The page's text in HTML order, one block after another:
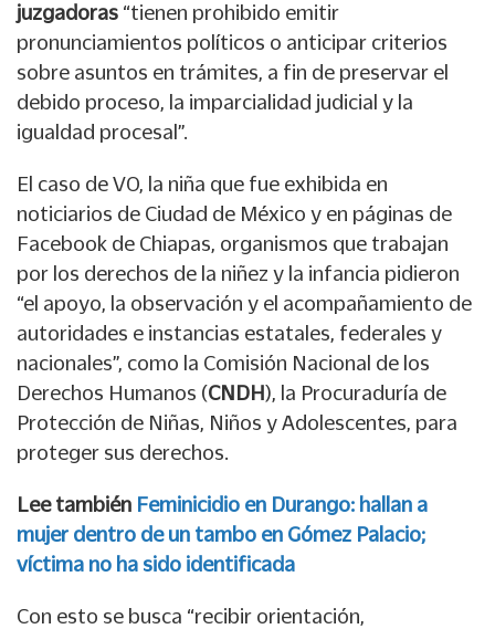
juzgadoras “tienen prohibido emitir
pronunciamientos políticos o anticipar criterios
sobre asuntos en trámites, a fin de preservar el
debido proceso, la imparcialidad judicial y la
igualdad procesal”.
El caso de VO, la niña que fue exhibida en
noticiarios de Ciudad de México y en páginas de
Facebook de Chiapas, organismos que trabajan
por los derechos de la niñez y la infancia pidieron
“el apoyo, la observación y el acompañamiento de
autoridades e instancias estatales, federales y
nacionales”, como la Comisión Nacional de los
Derechos Humanos (CNDH), la Procuraduría de
Protección de Niñas, Niños y Adolescentes, para
proteger sus derechos.
Lee también Feminicidio en Durango: hallan a
mujer dentro de un tambo en Gómez Palacio;
víctima no ha sido identificada
Con esto se busca “recibir orientación,